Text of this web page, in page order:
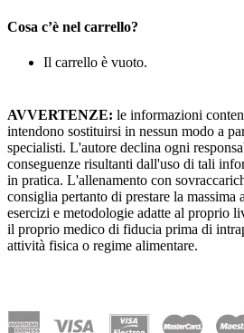
Cosa c’è nel carrello?
Il carrello è vuoto.
AVVERTENZE: le informazioni
intendono sostituirsi in nessun modo a
specialisti. L'autore declina ogni
conseguenze risultanti dall'uso di tali
in pratica. L'allenamento con
consiglia pertanto di prestare la massima
esercizi e metodologie adatte al proprio
il proprio medico di fiducia prima di
attività fisica o regime alimentare.